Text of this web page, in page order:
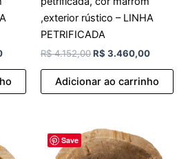
,exterior rústico – LINHA
PETRIFICADA
R$4.152,00R$ 3.460,00
Adicionar ao carrinho
atual
Save
O
preço
original
preço
atual